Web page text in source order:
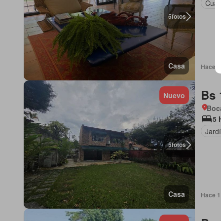
5fotos
Casa Hace
5fotos
Nuevo
Casa
Bs
5
Hace